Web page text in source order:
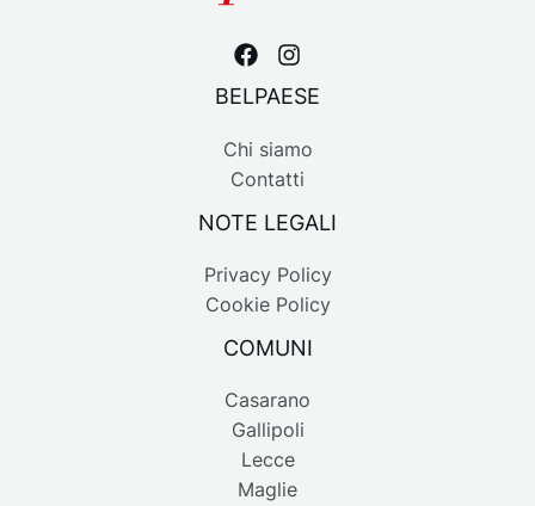
BELPAESE
Chi siamo
Contatti
NOTE LEGALI
Privacy Policy
Cookie Policy
COMUNI
Casarano
Gallipoli
Lecce
Maglie